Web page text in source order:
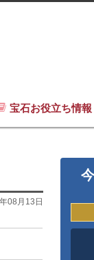
宝石お役立ち情報
08月13日